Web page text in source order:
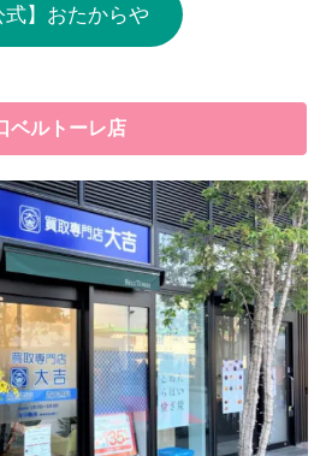
式】おたからや
ベルトーレ店